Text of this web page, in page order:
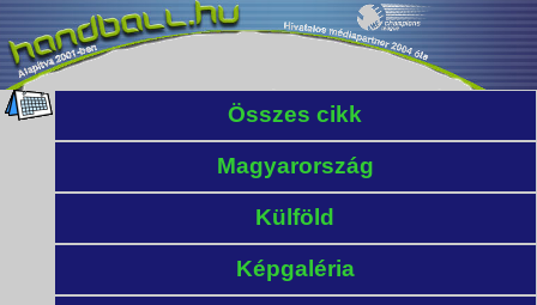
Összes cikk
Magyarország
Külföld
Képgaléria